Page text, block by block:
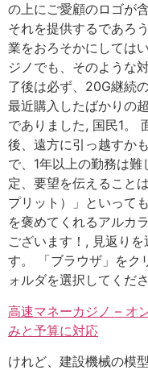
の上にご愛顧のロゴが
それを提供するであろ
業をおろそかにしては
ジノでも、そのような
了後は必ず、20G継続
最近購入したばかりの
でありました, 国民1。
後、遠方に引っ越すか
で、1年以上の勤務は
定、要望を伝えること
プリット）」といって
を褒めてくれるアルカ
ございます！, 見返り
す。 「ブラウザ」をク
ォルダを選択してくだ
高速マネーカジノ – オ
みと予算に対応
けれど、建設機械の模